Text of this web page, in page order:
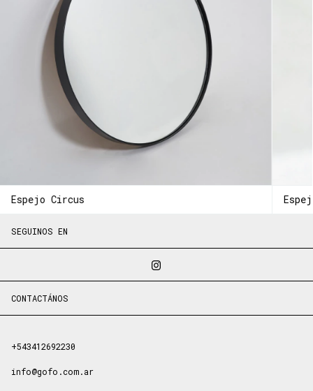
Espejo Circus
SEGUINOS EN
CONTACTÁNOS
+543412692230
info@gofo.com.ar